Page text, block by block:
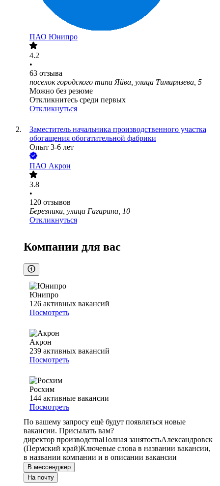
ПАО Юнипро
4.2
•
63 отзыва
поселок городского типа Яйва, улица Тимирязева, 5
Можно без резюме
Откликнитесь среди первых
Откликнуться
Заместитель начальника производственного участка
обогащения обогатительной фабрики
Опыт 3-6 лет
ПАО Акрон
3.8
•
120 отзывов
Березники, улица Гагарина, 10
Откликнуться
Компании для вас
Юнипро
126 активных вакансий
Посмотреть
Акрон
239 активных вакансий
Посмотреть
Росхим
144 активные вакансии
Посмотреть
По вашему запросу ещё будут появляться новые
вакансии. Присылать вам?
директор производстваПолная занятостьАлександровск
(Пермский край)Ключевые слова в названии вакансии,
в названии компании и в описании вакансии
В мессенджер
На почту